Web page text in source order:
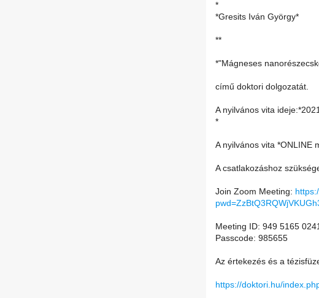
*
*Gresits Iván György*
**
*"Mágneses
című doktori dolgozatát.
A nyilvános vita
*
A nyilvános vita *ONLINE
A csatlakozáshoz
Join Zoom Meeting:
Meeting ID: 949 5165
Passcode: 985655
Az értekezés és a
https://doktori.hu/